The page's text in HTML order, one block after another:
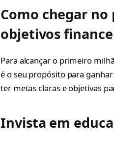
Como chegar
objetivos
Para alcançar o primeiro
é o seu propósito para
ter metas claras e objetivas
Invista em